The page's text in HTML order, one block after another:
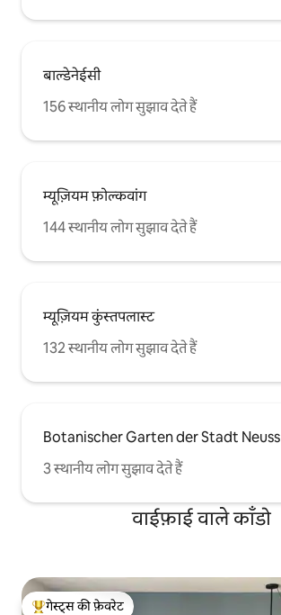
बाल्डेनेईसी
156 स्थानीय लोग सुझाव देते हैं
म्यूज़ियम फ़ोल्कवांग
144 स्थानीय लोग सुझाव देते हैं
म्यूज़ियम कुंस्तपलास्ट
132 स्थानीय लोग सुझाव देते हैं
Botanischer Garten der Stadt Neuss
3 स्थानीय लोग सुझाव देते हैं
वाईफ़ाई वाले काँडो
गेस्ट्स की फ़ेवरेट